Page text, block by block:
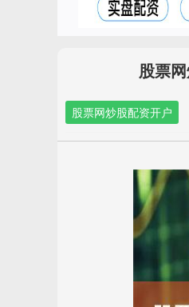
股票
股票网炒股配资开户